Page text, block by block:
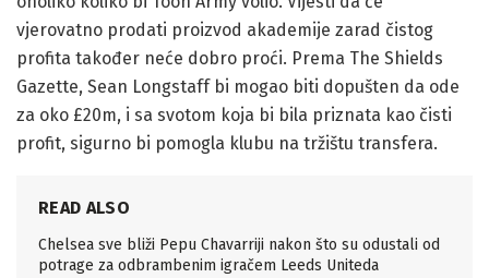
vjerovatno prodati proizvod akademije zarad čistog
profita također neće dobro proći. Prema The Shields
Gazette, Sean Longstaff bi mogao biti dopušten da ode
za oko £20m, i sa svotom koja bi bila priznata kao čisti
profit, sigurno bi pomogla klubu na tržištu transfera.
READ ALSO
Chelsea sve bliži Pepu Chavarriji nakon što su odustali od
potrage za odbrambenim igračem Leeds Uniteda